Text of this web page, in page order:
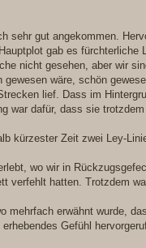
sehr gut angekommen.
gab es
nicht gesehen, aber wir
wäre, schön
lief. Dass im
dafür, dass sie
kürzester Zeit zwei Ley-
wo wir in
verfehlt hatten. Trotzdem
mehrfach erwähnt wurde,
Gefühl